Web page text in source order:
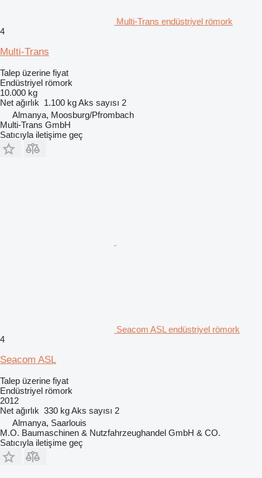
Multi-Trans endüstriyel römork
4
Multi-Trans
Talep üzerine fiyat
Endüstriyel römork
10.000 kg
Net ağırlık 1.100 kgAks sayısı 2
Almanya, Moosburg/Pfrombach
Multi-Trans GmbH
Satıcıyla iletişime geç
Seacom ASL endüstriyel römork
4
Seacom ASL
Talep üzerine fiyat
Endüstriyel römork
2012
Net ağırlık 330 kgAks sayısı 2
Almanya, Saarlouis
M.O. Baumaschinen & Nutzfahrzeughandel GmbH & CO.
Satıcıyla iletişime geç